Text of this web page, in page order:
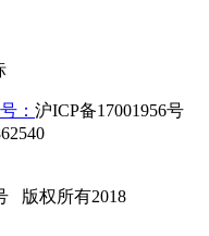
： 沪ICP备17001956号
版权所有2018